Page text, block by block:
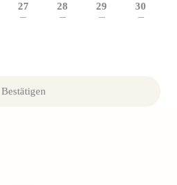
27
---
28
---
29
---
30
---
Bestätigen